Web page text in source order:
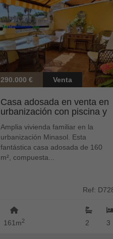
290.000 € Venta
Casa adosada en venta en
urbanización con piscina y
Amplia vivienda familiar en la
urbanización Minasol. Esta
fantástica casa adosada de 160
m², compuesta...
Ref:
161m2 3
2